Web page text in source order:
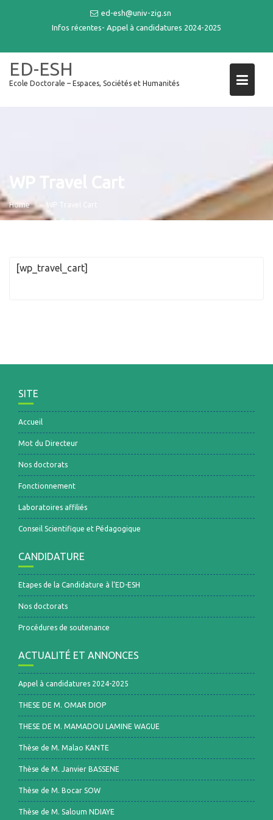
ed-esh@univ-zig.sn
Infos récentes- Appel à candidatures 2024-2025
ED-ESH
Ecole Doctorale – Espaces, Sociétés et Humanités
Home WP Travel Cart
[wp_travel_cart]
SITE
Accueil
Mot du Directeur
Nos doctorats
Fonctionnement
Laboratoires affiliés
Conseil Scientifique et Pédagogique
CANDIDATURE
Etapes de la Candidature à l’ED-ESH
Nos doctorats
Procédures de soutenance
ACTUALITÉ ET ANNONCES
Appel à candidatures 2024-2025
THESE DE M. OMAR DIOP
THESE DE M. MAMADOU LAMINE WAGUE
Thèse de M. Malao KANTE
Thèse de M. Janvier BASSENE
Thèse de M. Bocar SOW
Thèse de M. Saloum NDIAYE